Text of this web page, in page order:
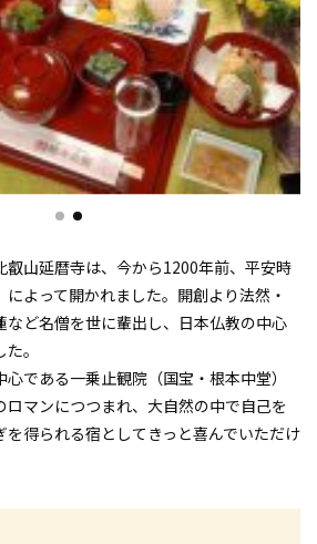
山延暦寺は、今から1200年前、平安時
よって開かれました。開創より法然・
など名僧を世に輩出し、日本仏教の中心
。
である一乗止観院（国宝・根本中堂）
ロマンにつつまれ、大自然の中で自己を
を得られる宿としてきっと喜んでいただけ